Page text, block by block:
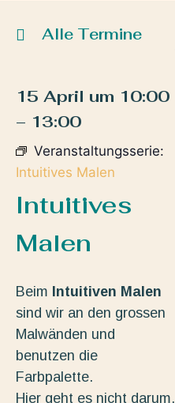
Alle Termine
15 April um 10:00
– 13:00
Veranstaltungsserie:
Intuitives Malen
Intuitives
Malen
Beim Intuitiven Malen
sind wir an den grossen
Malwänden und
benutzen die
Farbpalette.
Hier geht es nicht darum,